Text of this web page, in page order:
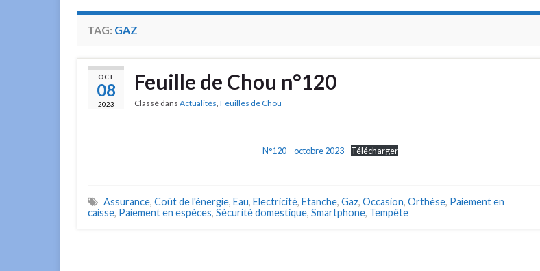
TAG: GAZ
OCT
08
2023
Feuille de Chou n°120
Classé dans Actualités Feuilles de Chou
N°120 – octobre 2023 Télécharger
Assurance, Coût de l'énergie, Eau, Electricité, Etanche, Gaz, Occasion, Orthèse, Paiement en
caisse, Paiement en espèces, Sécurité domestique, Smartphone, Tempête